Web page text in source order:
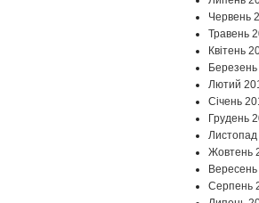
Червень
Травень
Квітень
Лютий
Січень
Грудень
Листопад
Жовтень
Серпень